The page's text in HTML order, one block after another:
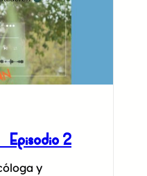
Episodio 2
y